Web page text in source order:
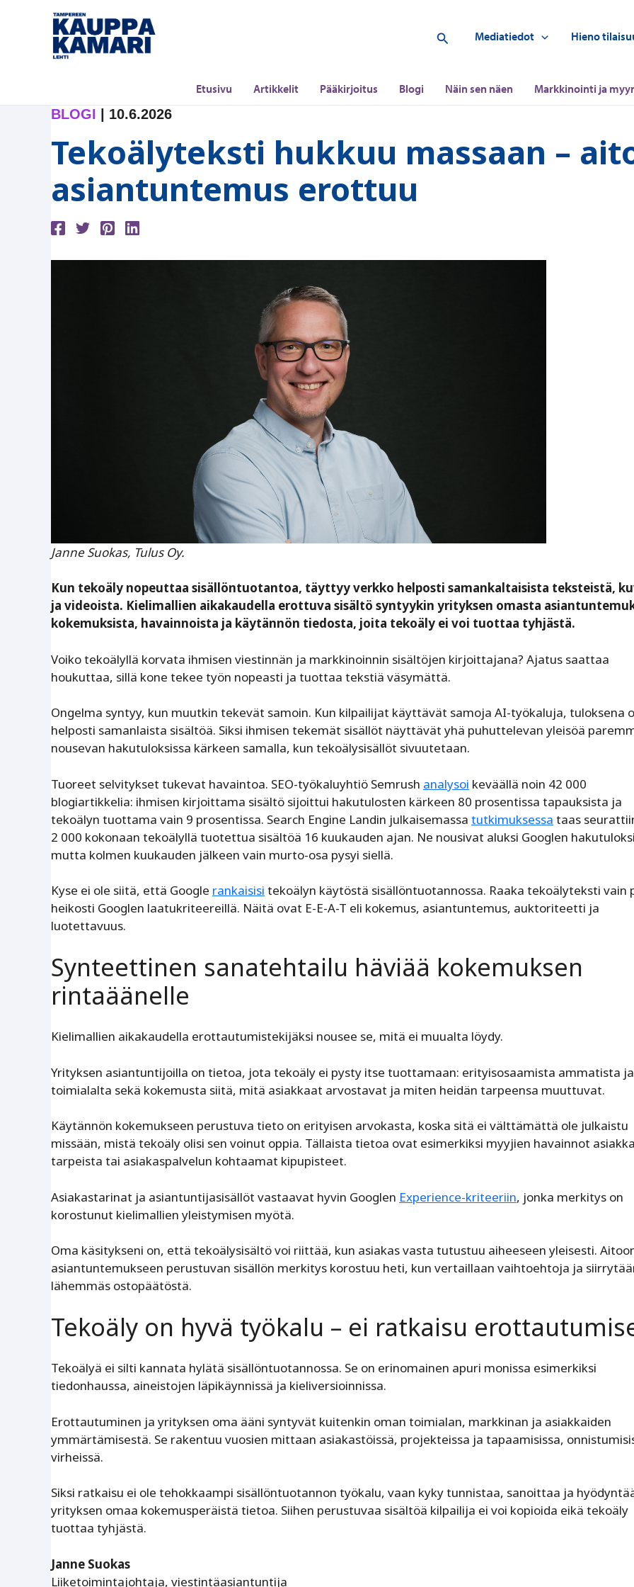
Hae Mediatiedot Hieno
Etusivu Artikkelit Pääkirjoitus Blogi Näin sen näen Markkinointi ja
BLOGI | 10.6.2026
Tekoälyteksti hukkuu massaan –
asiantuntemus erottuu
Janne Suokas, Tulus Oy.
Kun tekoäly nopeuttaa sisällöntuotantoa, täyttyy verkko helposti samankaltaisista teksteistä,
ja videoista. Kielimallien aikakaudella erottuva sisältö syntyykin yrityksen omasta
kokemuksista, havainnoista ja käytännön tiedosta, joita tekoäly ei voi tuottaa tyhjästä.
Voiko tekoälyllä korvata ihmisen viestinnän ja markkinoinnin sisältöjen kirjoittajana? Ajatus saattaa
houkuttaa, sillä kone tekee työn nopeasti ja tuottaa tekstiä väsymättä.
Ongelma syntyy, kun muutkin tekevät samoin. Kun kilpailijat käyttävät samoja AI-työkaluja, tuloksena
helposti samanlaista sisältöä. Siksi ihmisen tekemät sisällöt näyttävät yhä puhuttelevan yleisöä
nousevan hakutuloksissa kärkeen samalla, kun tekoälysisällöt sivuutetaan.
Tuoreet selvitykset tukevat havaintoa. SEO-työkaluyhtiö Semrush analysoi keväällä noin 42 000
blogiartikkelia: ihmisen kirjoittama sisältö sijoittui hakutulosten kärkeen 80 prosentissa tapauksista ja
tekoälyn tuottama vain 9 prosentissa. Search Engine Landin julkaisemassa tutkimuksessa taas
2 000 kokonaan tekoälyllä tuotettua sisältöä 16 kuukauden ajan. Ne nousivat aluksi Googlen
mutta kolmen kuukauden jälkeen vain murto-osa pysyi siellä.
Kyse ei ole siitä, että Google rankaisisi tekoälyn käytöstä sisällöntuotannossa. Raaka tekoälyteksti vain
heikosti Googlen laatukriteereillä. Näitä ovat E-E-A-T eli kokemus, asiantuntemus, auktoriteetti ja
luotettavuus.
Synteettinen sanatehtailu häviää kokemuksen
rintaäänelle
Kielimallien aikakaudella erottautumistekijäksi nousee se, mitä ei muualta löydy.
Yrityksen asiantuntijoilla on tietoa, jota tekoäly ei pysty itse tuottamaan: erityisosaamista ammatista ja
toimialalta sekä kokemusta siitä, mitä asiakkaat arvostavat ja miten heidän tarpeensa muuttuvat.
Käytännön kokemukseen perustuva tieto on erityisen arvokasta, koska sitä ei välttämättä ole julkaistu
missään, mistä tekoäly olisi sen voinut oppia. Tällaista tietoa ovat esimerkiksi myyjien havainnot
tarpeista tai asiakaspalvelun kohtaamat kipupisteet.
Asiakastarinat ja asiantuntijasisällöt vastaavat hyvin Googlen Experience-kriteeriin, jonka merkitys on
korostunut kielimallien yleistymisen myötä.
Oma käsitykseni on, että tekoälysisältö voi riittää, kun asiakas vasta tutustuu aiheeseen yleisesti.
asiantuntemukseen perustuvan sisällön merkitys korostuu heti, kun vertaillaan vaihtoehtoja ja
lähemmäs ostopäätöstä.
Tekoäly on hyvä työkalu – ei ratkaisu
Tekoälyä ei silti kannata hylätä sisällöntuotannossa. Se on erinomainen apuri monissa esimerkiksi
tiedonhaussa, aineistojen läpikäynnissä ja kieliversioinnissa.
Erottautuminen ja yrityksen oma ääni syntyvät kuitenkin oman toimialan, markkinan ja asiakkaiden
ymmärtämisestä. Se rakentuu vuosien mittaan asiakastöissä, projekteissa ja tapaamisissa,
virheissä.
Siksi ratkaisu ei ole tehokkaampi sisällöntuotannon työkalu, vaan kyky tunnistaa, sanoittaa ja
yrityksen omaa kokemusperäistä tietoa. Siihen perustuvaa sisältöä kilpailija ei voi kopioida eikä tekoäly
tuottaa tyhjästä.
Janne Suokas
Liiketoimintajohtaja, viestintäasiantuntija